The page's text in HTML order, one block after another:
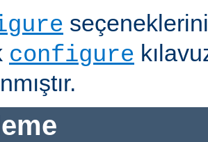
configure